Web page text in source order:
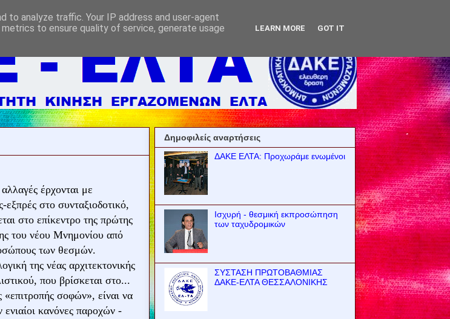
έρχονται με
εξπρές στο συνταξιοδοτικό,
στο επίκεντρο της πρώτης
του νέου Μνημονίου από
των θεσμών.
της νέας αρχιτεκτονικής
που βρίσκεται στο...
«επιτροπής σοφών», είναι να
κανόνες παροχών -
Δημοφιλείς αναρτήσεις
ΔΑΚΕ ΕΛΤΑ: Προχωράμε ενωμένοι
Ισχυρή - θεσμική εκπροσώπηση
των ταχυδρομικών
ΣΥΣΤΑΣΗ ΠΡΩΤΟΒΑΘΜΙΑΣ
ΔΑΚΕ-ΕΛΤΑ ΘΕΣΣΑΛΟΝΙΚΗΣ
to analyze traffic. Your IP address and user-agent
to ensure quality of service, generate usage
LEARN MORE GOT IT